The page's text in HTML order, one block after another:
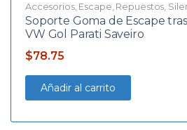
Accesorios,Escape,Repuestos,
Soporte Goma de Escape
VW Gol Parati Saveiro
$78.75
Añadir al carrito